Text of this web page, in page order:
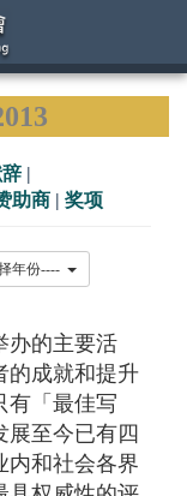
|
助商 | 奖项
的主要活
的成就和提升
有「最佳写
展至今已有四
内和社会各界